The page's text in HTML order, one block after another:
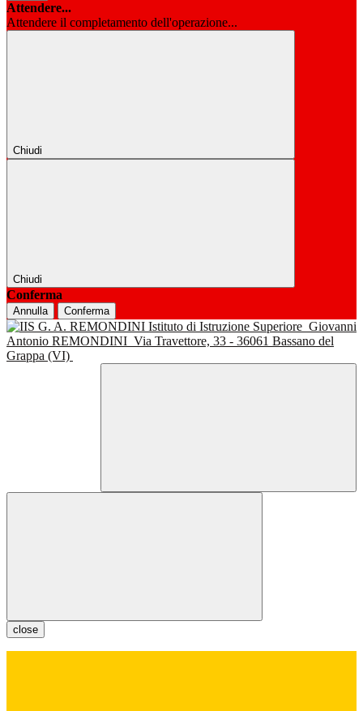
Attendere...
Attendere il completamento dell'operazione...
Chiudi
Chiudi
Conferma
Annulla Conferma
Istituto di Istruzione Superiore Giovanni
Antonio REMONDINI Via Travettore, 33 - 36061 Bassano del
Grappa (VI)
close